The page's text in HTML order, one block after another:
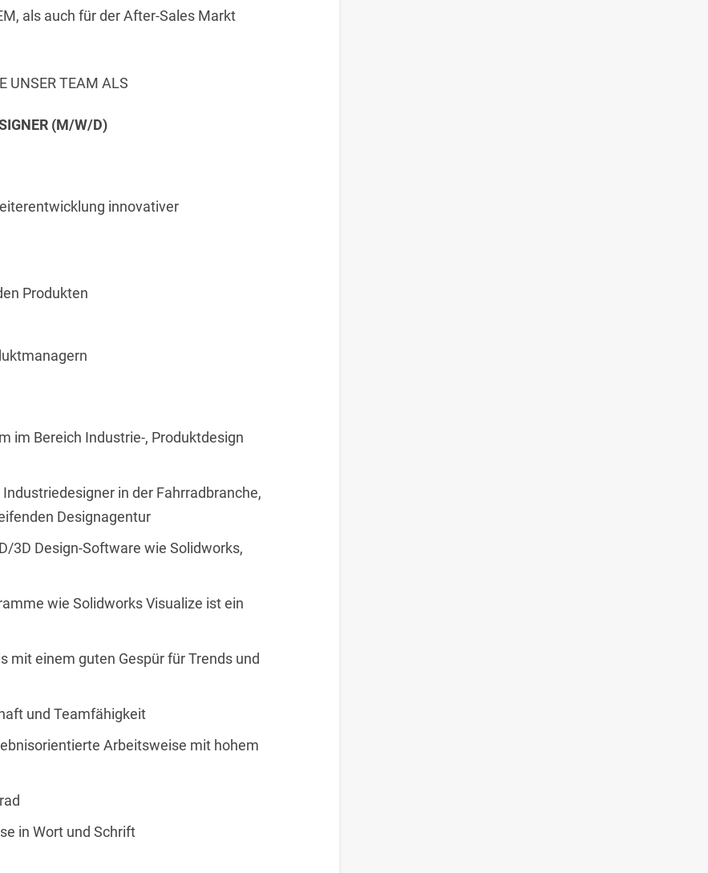
als auch für der After-Sales Markt
UNSER TEAM ALS
(M/W/D)
innovativer
Produkten
im Bereich Industrie-, Produktdesign
in der Fahrradbranche,
Designagentur
3D Design-Software wie Solidworks,
wie Solidworks Visualize ist ein
mit einem guten Gespür für Trends und
und Teamfähigkeit
Arbeitsweise mit hohem
in Wort und Schrift